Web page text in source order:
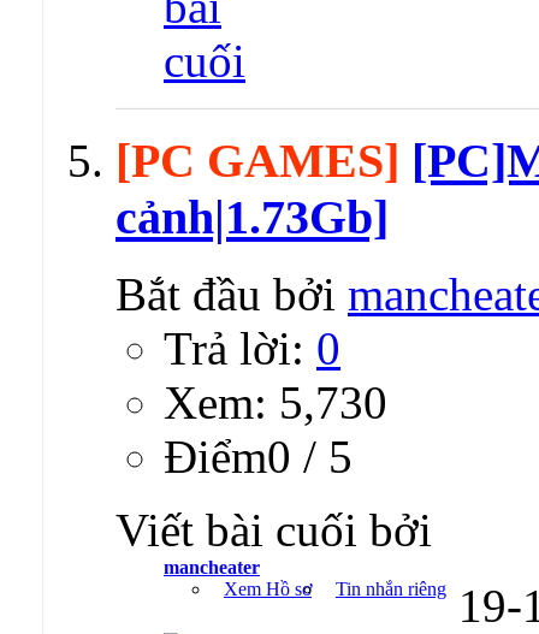
[PC GAMES]
cảnh|1.73Gb]
Bắt đầu bởi
Trả lời: 0
Xem: 5,730
Ðiểm0 / 5
Viết bài cuối bởi
mancheater
Xem Hồ sơ
Tin nhắn riêng 19-